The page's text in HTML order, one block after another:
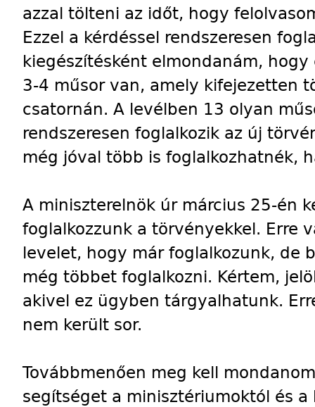
azzal tölteni az időt, hogy
Ezzel a kérdéssel rendszeresen
kiegészítésként elmondanám,
3-4 műsor van, amely kifejezetten
csatornán. A levélben 13 olyan
rendszeresen foglalkozik az új
még jóval több is foglalkozhatnék,
A miniszterelnök úr március 25-én
foglalkozzunk a törvényekkel. Erre
levelet, hogy már foglalkozunk, de
még többet foglalkozni. Kértem,
akivel ez ügyben tárgyalhatunk.
nem került sor.
Továbbmenően meg kell
segítséget a minisztériumoktól és